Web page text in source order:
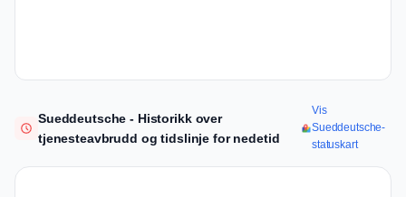
Sueddeutsche - Historikk over
tjenesteavbrudd og tidslinje for nedetid
Vis
Sueddeutsche-
statuskart